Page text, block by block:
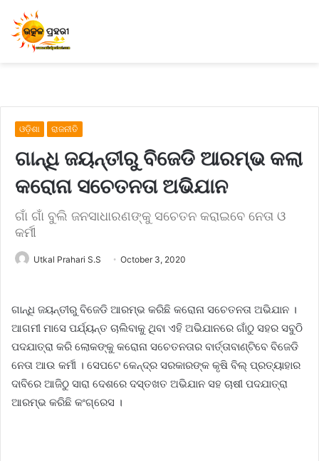
ଓଡ଼ିଶା ରାଜନୀତି
ଗାନ୍ଧି ଜୟନ୍ତୀରୁ ବିଜେଡି ଆରମ୍ଭ କଲା
କରୋନା ସଚେତନତା ଅଭିଯାନ
ଗାଁ ଗାଁ ବୁଲି ଜନସାଧାରଣଙ୍କୁ ସଚେତନ କରାଇବେ ନେତା ଓ
କର୍ମୀ
Utkal Prahari S.S October 3, 2020
ଗାନ୍ଧି ଜୟନ୍ତୀରୁ ବିଜେଡି ଆରମ୍ଭ କରିଛି କରୋନା ସଚେତନତା ଅଭିଯାନ ।
ଆଗମୀ ମାସେ ପର୍ଯ୍ୟନ୍ତ ଚାଲିବାକୁ ଥିବା ଏହି ଅଭିଯାନରେ ଗାଁଠୁ ସହର ସବୁଠି
ପଦଯାତ୍ରା କରି ଲୋକଙ୍କୁ କରୋନା ସଚେତନତାର ବାର୍ତ୍ତାବାଣ୍ଟିବେ ବିଜେଡି
ନେତା ଆଉ କର୍ମୀ । ସେପଟେ କେନ୍ଦ୍ର ସରକାରଙ୍କ କୃଷି ବିଲ୍‌ ପ୍ରତ୍ୟାହାର
ଦାବିରେ ଆଜିଠୁ ସାରା ଦେଶରେ ଦସ୍ତଖତ ଅଭିଯାନ ସହ ଚାଷୀ ପଦଯାତ୍ରା
ଆରମ୍ଭ କରିଛି କଂଗ୍ରେସ ।